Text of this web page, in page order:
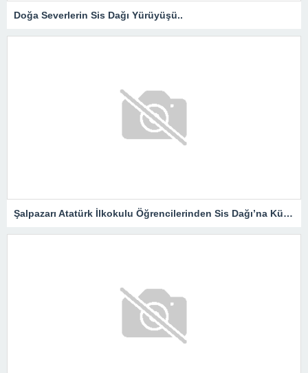
Doğa Severlerin Sis Dağı Yürüyüşü..
Şalpazarı Atatürk İlkokulu Öğrencilerinden Sis Dağı’na Kültür Gezisi